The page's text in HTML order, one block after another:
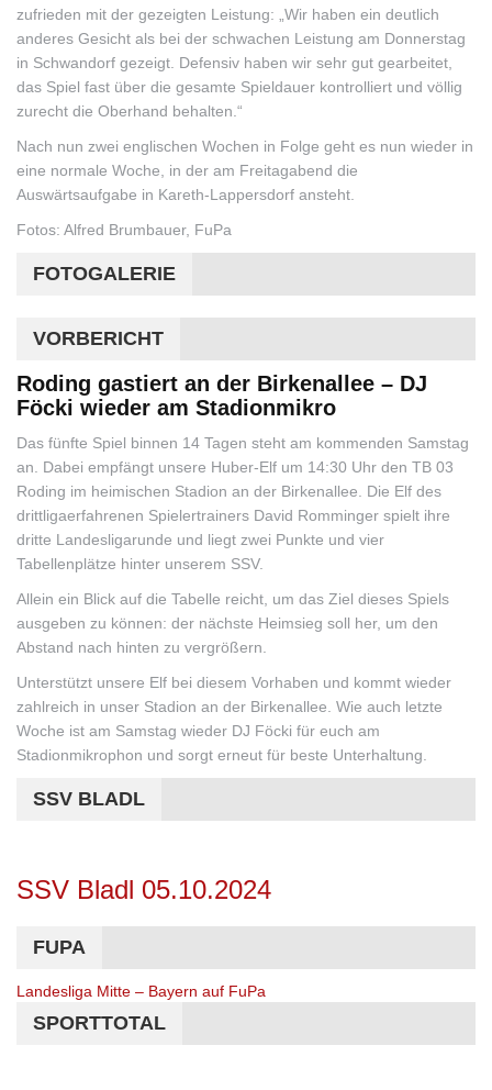
zufrieden mit der gezeigten Leistung: „Wir haben ein deutlich
anderes Gesicht als bei der schwachen Leistung am Donnerstag
in Schwandorf gezeigt. Defensiv haben wir sehr gut gearbeitet,
das Spiel fast über die gesamte Spieldauer kontrolliert und völlig
zurecht die Oberhand behalten.“
Nach nun zwei englischen Wochen in Folge geht es nun wieder in
eine normale Woche, in der am Freitagabend die
Auswärtsaufgabe in Kareth-Lappersdorf ansteht.
Fotos: Alfred Brumbauer, FuPa
FOTOGALERIE
VORBERICHT
Roding gastiert an der Birkenallee – DJ
Föcki wieder am Stadionmikro
Das fünfte Spiel binnen 14 Tagen steht am kommenden Samstag
an. Dabei empfängt unsere Huber-Elf um 14:30 Uhr den TB 03
Roding im heimischen Stadion an der Birkenallee. Die Elf des
drittligaerfahrenen Spielertrainers David Romminger spielt ihre
dritte Landesligarunde und liegt zwei Punkte und vier
Tabellenplätze hinter unserem SSV.
Allein ein Blick auf die Tabelle reicht, um das Ziel dieses Spiels
ausgeben zu können: der nächste Heimsieg soll her, um den
Abstand nach hinten zu vergrößern.
Unterstützt unsere Elf bei diesem Vorhaben und kommt wieder
zahlreich in unser Stadion an der Birkenallee. Wie auch letzte
Woche ist am Samstag wieder DJ Föcki für euch am
Stadionmikrophon und sorgt erneut für beste Unterhaltung.
SSV BLADL
SSV Bladl 05.10.2024
FUPA
Landesliga Mitte – Bayern auf FuPa
SPORTTOTAL